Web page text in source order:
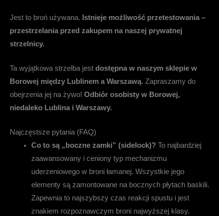
Jest to broń używana. Istnieje możliwość przetestowania –
przestrzelania przed zakupem na naszej prywatnej
strzelnicy.
Ta wyjątkowa strzelba jest dostępna w naszym sklepie w
Borowej między Lublinem a Warszawą. Zapraszamy do
obejrzenia jej na żywo! Odbiór osobisty w Borowej,
niedaleko Lublina i Warszawy.
Najczęstsze pytania (FAQ)
Co to są „boczne zamki” (sidelock)?To najbardziej
zaawansowany i ceniony typ mechanizmu
uderzeniowego w broni łamanej. Wszystkie jego
elementy są zamontowane na bocznych płytach baskili.
Zapewnia to najszybszy czas reakcji spustu i jest
znakiem rozpoznawczym broni najwyższej klasy.